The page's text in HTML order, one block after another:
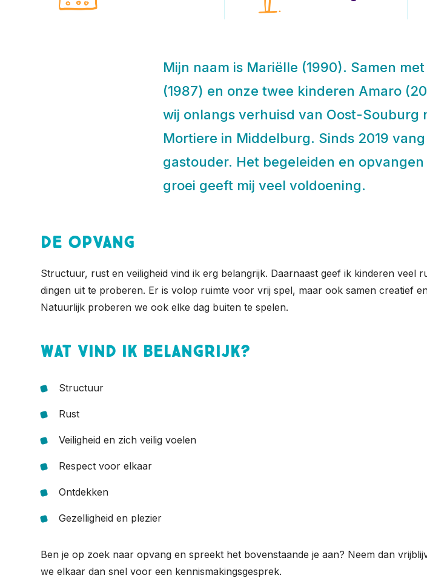
Mijn naam is Mariëlle (1990). Samen
(1987) en onze twee kinderen Amaro
wij onlangs verhuisd van Oost-Souburg
Mortiere in Middelburg. Sinds 2019
gastouder. Het begeleiden en
groei geeft mij veel voldoening.
De opvang
Structuur, rust en veiligheid vind ik erg belangrijk. Daarnaast geef ik kinderen veel
dingen uit te proberen. Er is volop ruimte voor vrij spel, maar ook samen creatief
Natuurlijk proberen we ook elke dag buiten te spelen.
Wat vind ik belangrijk?
Structuur
Rust
Veiligheid en zich veilig voelen
Respect voor elkaar
Ontdekken
Gezelligheid en plezier
Ben je op zoek naar opvang en spreekt het bovenstaande je aan? Neem dan
we elkaar dan snel voor een kennismakingsgesprek.